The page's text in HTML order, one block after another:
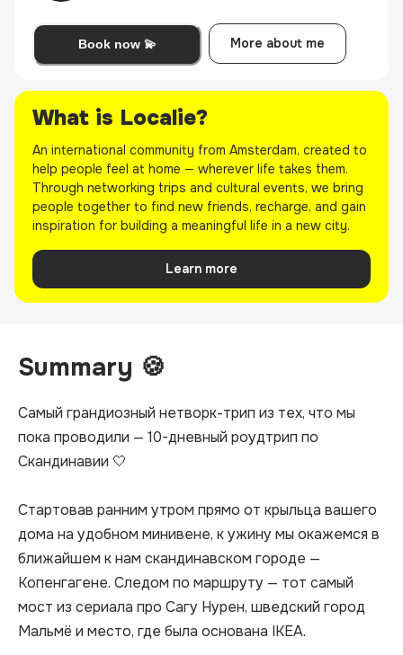
Book now 💫 More about me
What is Localie?
An international community from Amsterdam, created to
help people feel at home — wherever life takes them.
Through networking trips and cultural events, we bring
people together to find new friends, recharge, and gain
inspiration for building a meaningful life in a new city.
Learn more
Summary 🍪
Самый грандиозный нетворк-трип из тех, что мы
пока проводили — 10-дневный роудтрип по
Скандинавии 🤍
Стартовав ранним утром прямо от крыльца вашего
дома на удобном минивене, к ужину мы окажемся в
ближайшем к нам скандинавском городе —
Копенгагене. Следом по маршруту — тот самый
мост из сериала про Сагу Нурен, шведский город
Мальмё и место, где была основана IKEA.